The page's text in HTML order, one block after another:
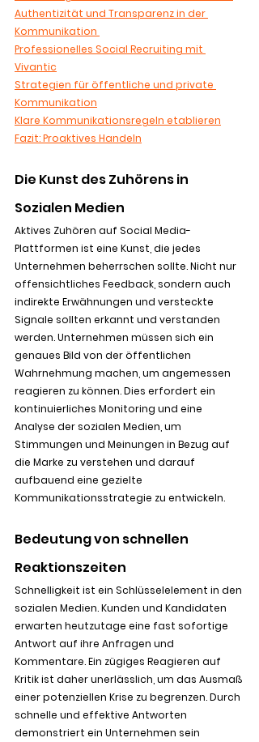
Authentizität und Transparenz in der
Kommunikation
Professionelles Social Recruiting mit
Vivantic
Strategien für öffentliche und private
Kommunikation
Klare Kommunikationsregeln etablieren
Fazit: Proaktives Handeln
Die Kunst des Zuhörens in
Sozialen Medien
Aktives Zuhören auf Social Media-
Plattformen ist eine Kunst, die jedes
Unternehmen beherrschen sollte. Nicht nur
offensichtliches Feedback, sondern auch
indirekte Erwähnungen und versteckte
Signale sollten erkannt und verstanden
werden. Unternehmen müssen sich ein
genaues Bild von der öffentlichen
Wahrnehmung machen, um angemessen
reagieren zu können. Dies erfordert ein
kontinuierliches Monitoring und eine
Analyse der sozialen Medien, um
Stimmungen und Meinungen in Bezug auf
die Marke zu verstehen und darauf
aufbauend eine gezielte
Kommunikationsstrategie zu entwickeln.
Bedeutung von schnellen
Reaktionszeiten
Schnelligkeit ist ein Schlüsselelement in den
sozialen Medien. Kunden und Kandidaten
erwarten heutzutage eine fast sofortige
Antwort auf ihre Anfragen und
Kommentare. Ein zügiges Reagieren auf
Kritik ist daher unerlässlich, um das Ausmaß
einer potenziellen Krise zu begrenzen. Durch
schnelle und effektive Antworten
demonstriert ein Unternehmen sein